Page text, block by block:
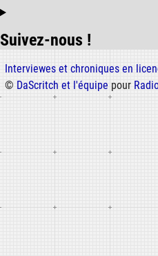
Suivez-nous !
Informations
Interviewes et chroniques en
© DaScritch et l'équipe pour